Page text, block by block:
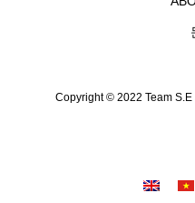
Copyright © 2022 Team